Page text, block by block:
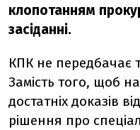
клопотанням
засіданні.
КПК не передбачає
Замість того, щоб
достатніх доказів
рішення про